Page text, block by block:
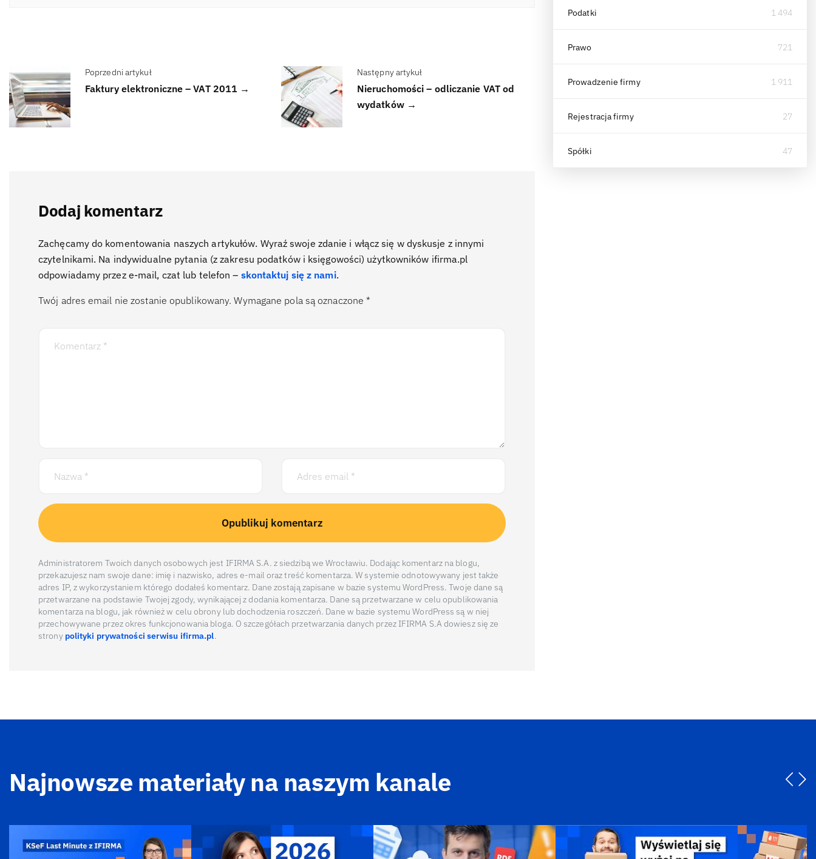
Poprzedni artykuł
Faktury elektroniczne – VAT 2011 →
Następny artykuł
Nieruchomości – odliczanie VAT od
wydatków →
Dodaj komentarz
Zachęcamy do komentowania naszych artykułów. Wyraź swoje zdanie i włącz się w dyskusje z innymi
czytelnikami. Na indywidualne pytania (z zakresu podatków i księgowości) użytkowników ifirma.pl
odpowiadamy przez e-mail, czat lub telefon – skontaktuj się z nami.
Twój adres email nie zostanie opublikowany. Wymagane pola są oznaczone*
Administratorem Twoich danych osobowych jest IFIRMA S.A. z siedzibą we Wrocławiu. Dodając komentarz na blogu,
przekazujesz nam swoje dane: imię i nazwisko, adres e-mail oraz treść komentarza. W systemie odnotowywany jest także
adres IP, z wykorzystaniem którego dodałeś komentarz. Dane zostają zapisane w bazie systemu WordPress. Twoje dane są
przetwarzane na podstawie Twojej zgody, wynikającej z dodania komentarza. Dane są przetwarzane w celu opublikowania
komentarza na blogu, jak również w celu obrony lub dochodzenia roszczeń. Dane w bazie systemu WordPress są w niej
przechowywane przez okres funkcjonowania bloga. O szczegółach przetwarzania danych przez IFIRMA S.A dowiesz się ze
strony polityki prywatności serwisu ifirma.pl.
Podatki 1 494
Prawo 721
Prowadzenie firmy 1 911
Rejestracja firmy 27
Spółki 47
Najnowsze materiały na naszym kanale